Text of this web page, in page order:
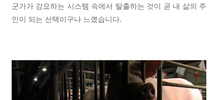
군가가 강요하는 시스템 속에서 탈출하는 것이 곧 내 삶의 주
인이 되는 선택이구나 느꼈습니다.